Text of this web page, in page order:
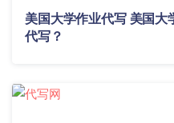
美国大学作业代写 美国
代写？